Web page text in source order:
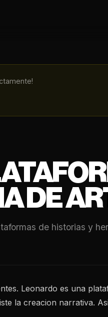
DE
de historias y
Leonardo es una
la creacion narrativa.